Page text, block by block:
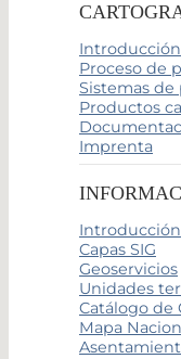
Introducción
Proceso de
Sistemas de
Productos
Imprenta
Introducción
Capas SIG
Geoservicios
Unidades
Catálogo de
Mapa